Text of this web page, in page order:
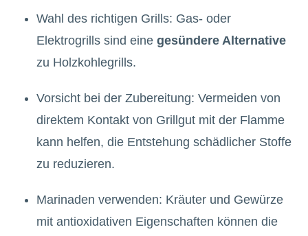
Wahl des richtigen Grills: Gas- oder
Elektrogrills sind eine gesündere Alternative
zu Holzkohlegrills.
Vorsicht bei der Zubereitung: Vermeiden von
direktem Kontakt von Grillgut mit der Flamme
kann helfen, die Entstehung schädlicher Stoffe
zu reduzieren.
Marinaden verwenden: Kräuter und Gewürze
mit antioxidativen Eigenschaften können die